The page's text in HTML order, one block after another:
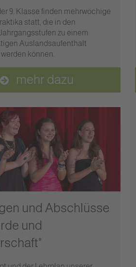
9. Klasse finden mehrwöchige
statt, die in den
zu einem
Auslandsaufenthalt
können.
mehr dazu
und Abschlüsse
und